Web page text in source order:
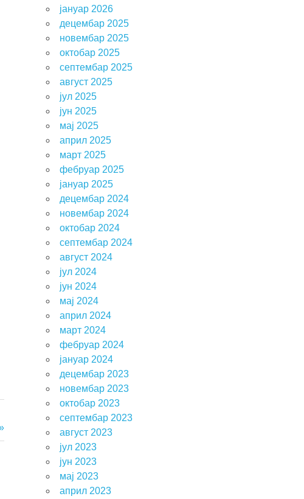
јануар 2026
децембар 2025
новембар 2025
октобар 2025
септембар 2025
август 2025
јул 2025
јун 2025
мај 2025
април 2025
март 2025
фебруар 2025
јануар 2025
децембар 2024
новембар 2024
октобар 2024
септембар 2024
август 2024
јул 2024
јун 2024
мај 2024
април 2024
март 2024
фебруар 2024
јануар 2024
децембар 2023
новембар 2023
октобар 2023
септембар 2023
август 2023
јул 2023
јун 2023
мај 2023
април 2023